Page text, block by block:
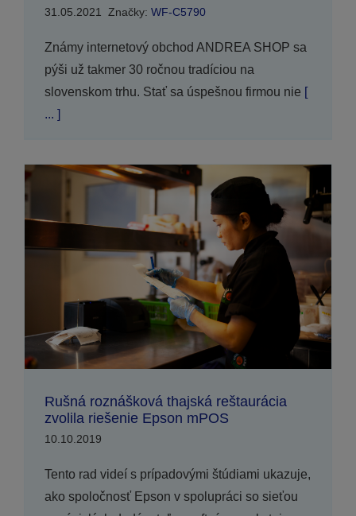
31.05.2021 Značky: WF-C5790
Známy internetový obchod ANDREA SHOP sa
pýši už takmer 30 ročnou tradíciou na
slovenskom trhu. Stať sa úspešnou firmou nie [
... ]
Rušná roznášková thajská reštaurácia
zvolila riešenie Epson mPOS
10.10.2019
Tento rad videí s prípadovými štúdiami ukazuje,
ako spoločnosť Epson v spolupráci so sieťou